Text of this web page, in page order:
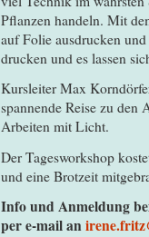
Pflanzen handeln. Mit
auf Folie ausdrucken
drucken und es lassen
Kursleiter Max
spannende Reise zu
Arbeiten mit Licht.
Der Tagesworkshop
und eine Brotzeit
Info und Anmeldung
per e-mail an